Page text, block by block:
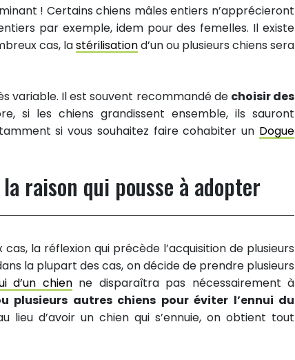
! Certains chiens mâles entiers n’apprécieront
par exemple, idem pour des femelles. Il existe
cas, lastérilisationd’un ou plusieurs chiens sera
variable. Il est souvent recommandé de choisir des
si les chiens grandissent ensemble, ils sauront
si vous souhaitez faire cohabiter un Dogue
raison qui pousse à adopter
la réflexion qui précède l’acquisition de plusieurs
la plupart des cas, on décide de prendre plusieurs
d’un chienne disparaîtra pas nécessairement à
plusieurs autres chiens pour éviter l’ennui du
lieu d’avoir un chien qui s’ennuie, on obtient tout